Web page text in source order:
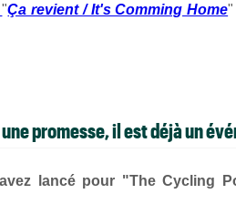
"Ça revient / It's Comming Home"
promesse, il est déjà un
lancé pour "The Cycling